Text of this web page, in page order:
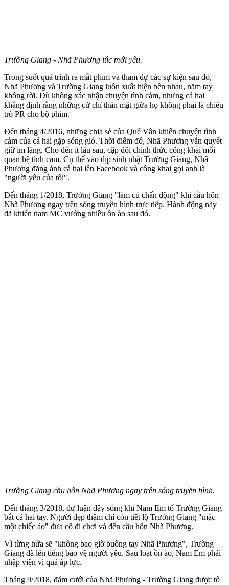
Trường Giang - Nhã Phương lúc mới yêu.
Trong suốt quá trình ra mắt phim và tham dự các sự kiện sau đó,
Nhã Phương và Trường Giang luôn xuất hiện bên nhau, nắm tay
không rời. Dù không xác nhận chu‌yện tìn‌h cảm, nhưng cả hai
khẳng định rằng những cử chỉ thân mật giữa họ không phải là chiêu
trò PR cho bộ phim.
Đến tháng 4/2016, những chia sẻ của Quế Vân khiến chu‌yện tìn‌h
cảm của cả hai gặp sóng gió. Thời điểm đó, Nhã Phương vẫn quyết
giữ im lặng. Cho đến ít lâu sau, cặp đôi chính thức công khai mối
quan hệ tình cảm. Cụ thể vào dịp sinh nhật Trường Giang, Nhã
Phương đăng ảnh cả hai lên Facebook và công khai gọi anh là
"người yêu của tôi".
Đến tháng 1/2018, Trường Giang "làm cú chấn động" khi cầu hôn
Nhã Phương ngay trên sóng truyền hình trực tiếp. Hành động này
đã khiến nam MC vướng nhiều ồn ào sau đó.
Trường Giang cầu hôn Nhã Phương ngay trên sóng truyền hình.
Đến tháng 3/2018, dư luận dậy sóng khi Nam Em tố Trường Giang
bắt cá hai tay. Người đẹp thậm chí còn tiết lộ Trường Giang "mặc
một chiếc áo" đưa cô đi chơi và đến cầu hôn Nhã Phương.
Vì từng hứa sẽ "không bao giờ buông tay Nhã Phương", Trường
Giang đã lên tiếng bảo vệ người yêu. Sau loạt ồn ào, Nam Em phải
nhập viện vì quá áp lực.
Tháng 9/2018, đám cưới của Nhã Phương - Trường Giang được tổ